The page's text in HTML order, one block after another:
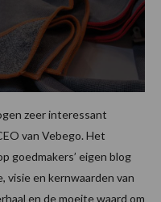
zeer interessant
van Vebego. Het
goedmakers’ eigen blog
visie en kernwaarden van
en de moeite waard om